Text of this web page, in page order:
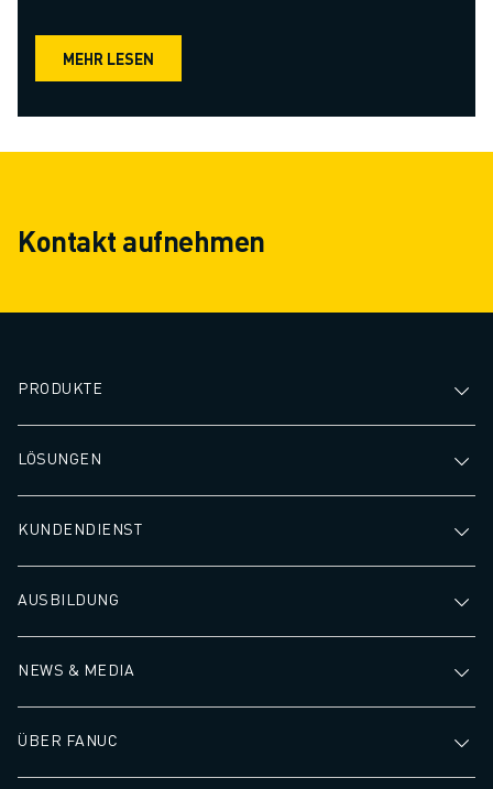
MEHR LESEN
Kontakt aufnehmen
PRODUKTE
LÖSUNGEN
KUNDENDIENST
AUSBILDUNG
NEWS & MEDIA
ÜBER FANUC